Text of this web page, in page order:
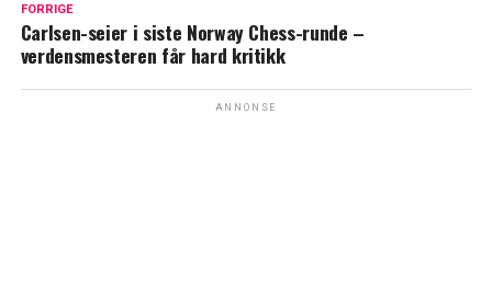
FORRIGE
Carlsen-seier i siste Norway Chess-runde –
verdensmesteren får hard kritikk
ANNONSE